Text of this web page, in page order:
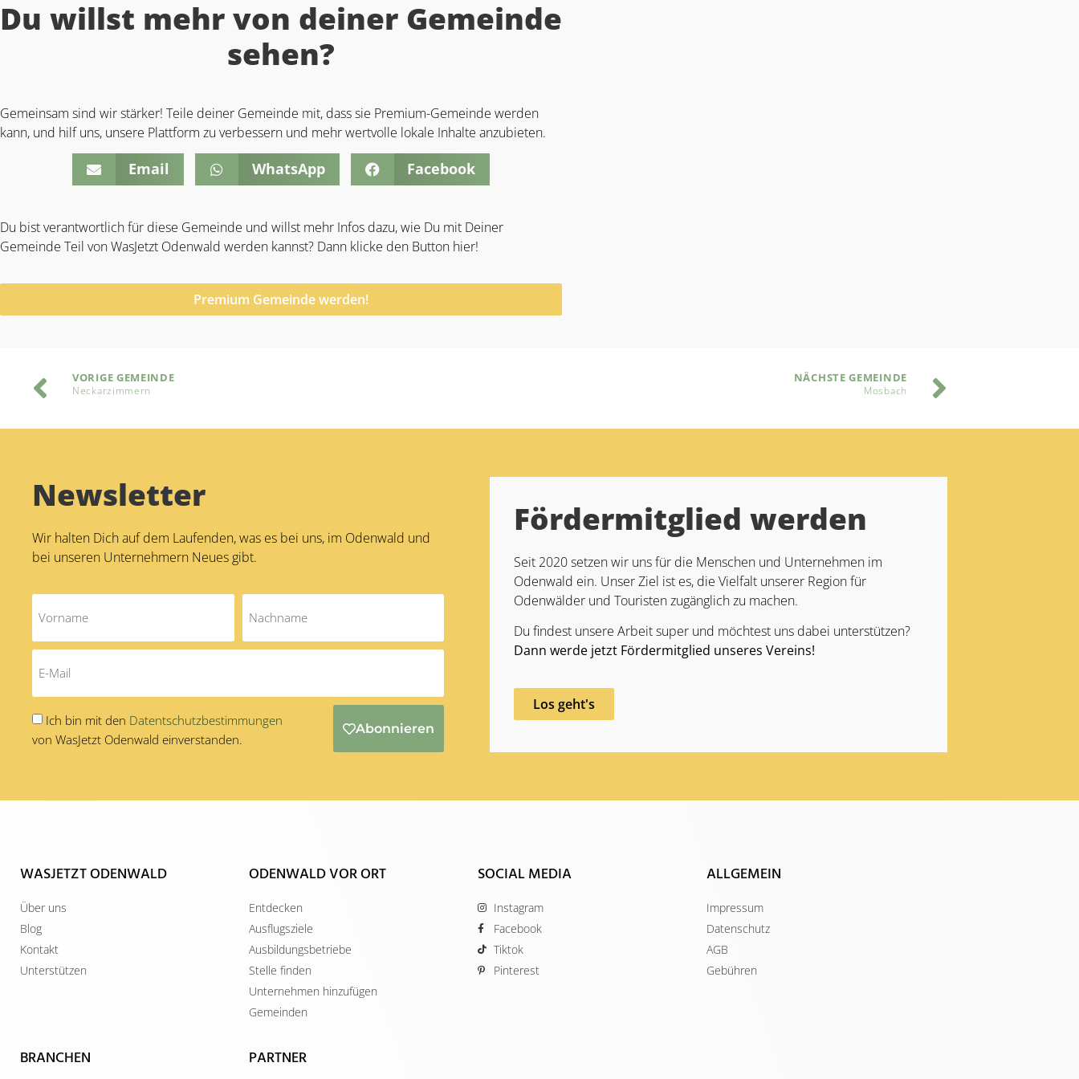
Du willst mehr von deiner Gemeinde
sehen?
Gemeinsam sind wir stärker! Teile deiner Gemeinde mit, dass sie Premium-Gemeinde werden
kann, und hilf uns, unsere Plattform zu verbessern und mehr wertvolle lokale Inhalte anzubieten.
Email WhatsApp Facebook
Du bist verantwortlich für diese Gemeinde und willst mehr Infos dazu, wie Du mit Deiner
Gemeinde Teil von WasJetzt Odenwald werden kannst? Dann klicke den Button hier!
Premium Gemeinde werden!
VORIGE GEMEINDE
Neckarzimmern
NÄCHSTE GEMEINDE
Mosbach
Newsletter
Wir halten Dich auf dem Laufenden, was es bei uns, im Odenwald und
bei unseren Unternehmern Neues gibt.
Ich bin mit den Datentschutzbestimmungen
von WasJetzt Odenwald einverstanden.
Abonnieren
Fördermitglied werden
Seit 2020 setzen wir uns für die Menschen und Unternehmen im
Odenwald ein. Unser Ziel ist es, die Vielfalt unserer Region für
Odenwälder und Touristen zugänglich zu machen.
Du findest unsere Arbeit super und möchtest uns dabei unterstützen?
Dann werde jetzt Fördermitglied unseres Vereins!
Los geht's
WASJETZT ODENWALD
Über uns
Blog
Kontakt
Unterstützen
ODENWALD VOR ORT
Entdecken
Ausflugsziele
Ausbildungsbetriebe
Stelle finden
Unternehmen hinzufügen
Gemeinden
SOCIAL MEDIA
Instagram
Facebook
Tiktok
Pinterest
ALLGEMEIN
Impressum
Datenschutz
AGB
Gebühren
BRANCHEN PARTNER